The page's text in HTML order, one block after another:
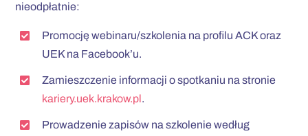
nieodpłatnie:
Promocję webinaru/szkolenia na profilu ACK oraz
UEK na Facebook’u.
Zamieszczenie informacji o spotkaniu na stronie
kariery.uek.krakow.pl.
Prowadzenie zapisów na szkolenie według